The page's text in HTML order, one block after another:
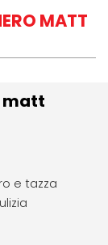
MATT
matt
e tazza